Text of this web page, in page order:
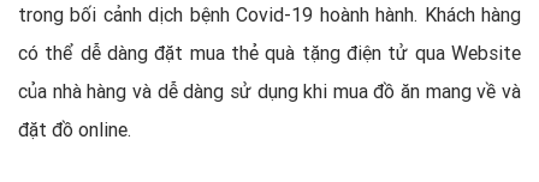
trong bối cảnh dịch bệnh Covid-19 hoành hành. Khách hàng
có thể dễ dàng đặt mua thẻ quà tặng điện tử qua Website
của nhà hàng và dễ dàng sử dụng khi mua đồ ăn mang về và
đặt đồ online.